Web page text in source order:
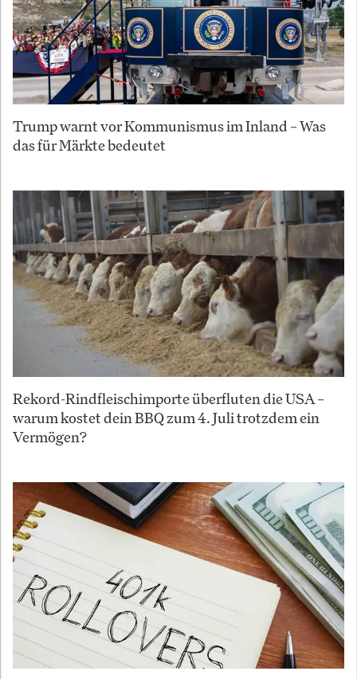
Trump warnt vor Kommunismus im Inland – Was
das für Märkte bedeutet
Rekord-Rindfleischimporte überfluten die USA –
warum kostet dein BBQ zum 4. Juli trotzdem ein
Vermögen?